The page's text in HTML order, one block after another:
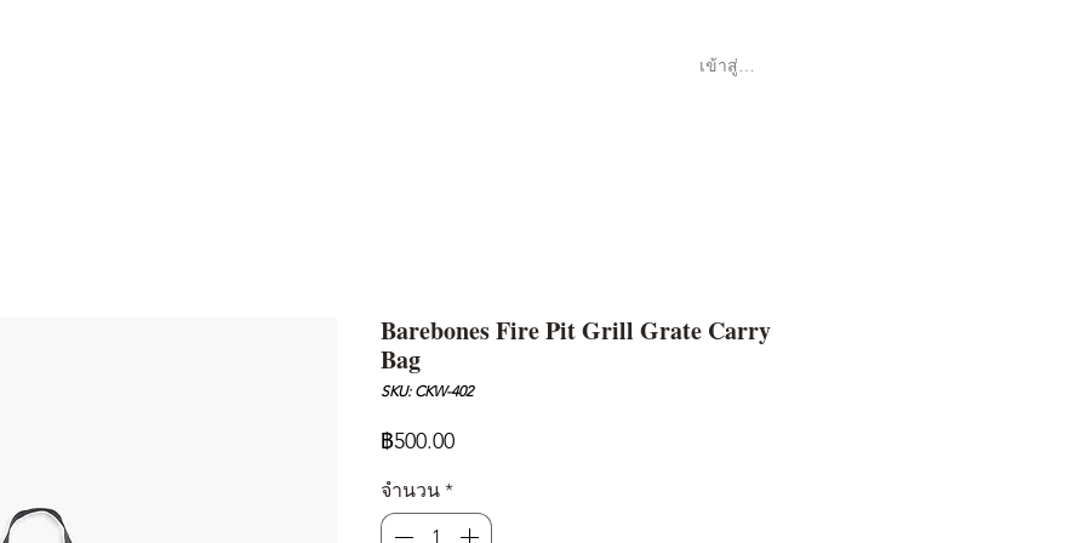
เข้าสู่ระบบ
Barebones Fire Pit Grill Grate Carry
Bag
SKU: CKW-402
฿500.00ราคา
จำนวน *